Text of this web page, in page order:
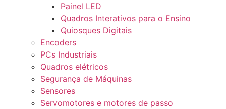
Painel LED
Quadros Interativos para o Ensino
Quiosques Digitais
Encoders
PCs Industriais
Quadros elétricos
Segurança de Máquinas
Sensores
Servomotores e motores de passo